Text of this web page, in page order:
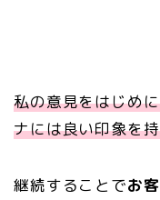
私の意見をはじめ
ナには良い印象を
継続することでお